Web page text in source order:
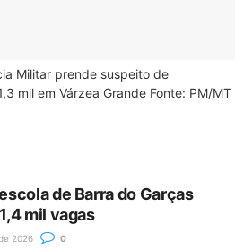
Militar prende suspeito de
mil em Várzea Grande Fonte: PM/MT
de Barra do Garças
mil vagas
2026 0